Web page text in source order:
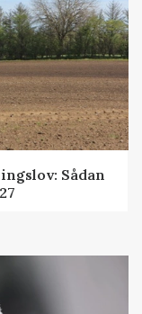
Sådan